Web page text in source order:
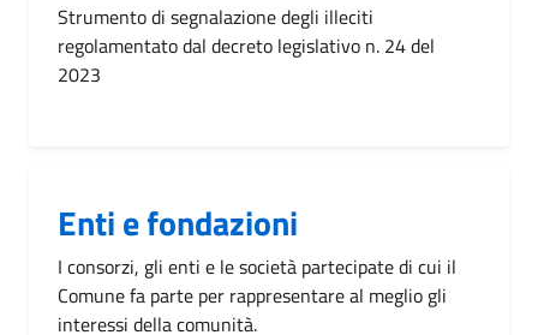
Strumento di segnalazione degli illeciti
regolamentato dal decreto legislativo n. 24 del
2023
Enti e fondazioni
I consorzi, gli enti e le società partecipate di cui il
Comune fa parte per rappresentare al meglio gli
interessi della comunità.